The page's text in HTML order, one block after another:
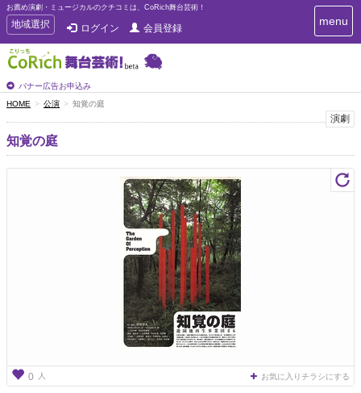
お薦め演劇・ミュージカルのクチコミは、CoRich舞台芸術！
T
o
g
g
e
n
a
i
地域選択 ログイン 会員登録
バナー広告お申込み
T
o
i
menu
HOME 公演 知覚の庭
演劇
知覚の庭
0 人 お気に入りチラシにする